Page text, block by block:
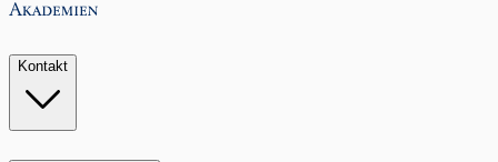
Kontakt